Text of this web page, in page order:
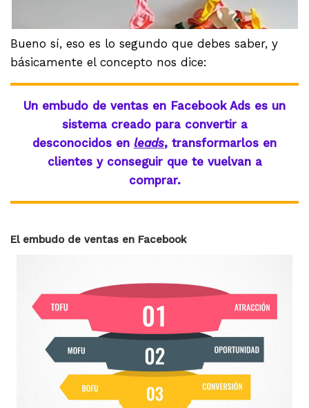
Bueno sí, eso es lo segundo que debes saber, y
básicamente el concepto nos dice:
Un embudo de ventas en Facebook Ads es un
sistema creado para convertir a
desconocidos en leads, transformarlos en
clientes y conseguir que te vuelvan a
comprar.
El embudo de ventas en Facebook